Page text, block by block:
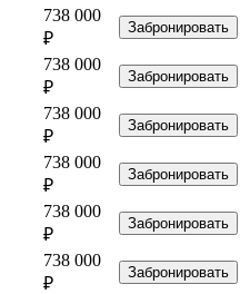
738 000
₽
Забронировать
738 000
₽
Забронировать
738 000
₽
Забронировать
738 000
₽
Забронировать
738 000
₽
Забронировать
738 000
₽
Забронировать